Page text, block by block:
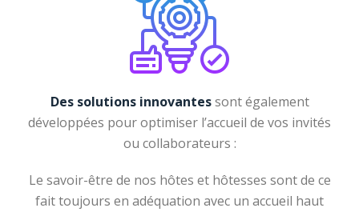
Des solutions innovantessont également
développées pour optimiser l’accueil de vos invités
ou collaborateurs :
Le savoir-être de nos hôtes et hôtesses sont de ce
fait toujours en adéquation avec un accueil haut